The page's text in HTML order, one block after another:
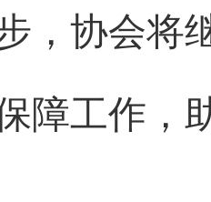
，协会将
障工作，